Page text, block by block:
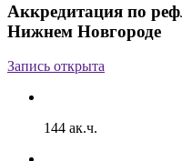
Аккредитация по
Нижнем Новгороде
Запись открыта
144 ак.ч.